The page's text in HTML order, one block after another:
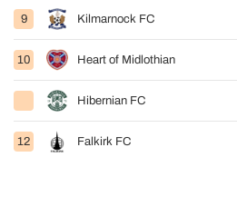
9 Kilmarnock FC
10 Heart of Midlothian
Hibernian FC
12 Falkirk FC